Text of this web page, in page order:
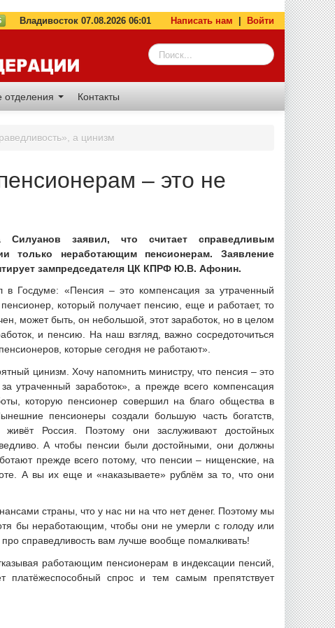
Владивосток 07.08.2026 06:01 Написать нам Войти
отделения Контакты
а цинизм
– это не
Силуанов заявил, что считает справедливым
только неработающим пенсионерам. Заявление
зампредседателя ЦК КПРФ Ю.В. Афонин.
в Госдуме: «Пенсия – это компенсация за утраченный
который получает пенсию, еще и работает, то
может быть, он небольшой, этот заработок, но в целом
и пенсию. На наш взгляд, важно сосредоточиться
которые сегодня не работают».
цинизм. Хочу напомнить министру, что пенсия – это
утраченный заработок», а прежде всего компенсация
которую пенсионер совершил на благо общества в
пенсионеры создали большую часть богатств,
живёт Россия. Поэтому они заслуживают достойных
А чтобы пенсии были достойными, они должны
прежде всего потому, что пенсии – нищенские, на
А вы их еще и «наказываете» рублём за то, что они
страны, что у нас ни на что нет денег. Поэтому мы
бы неработающим, чтобы они не умерли с голоду или
про справедливость вам лучше вообще помалкивать!
работающим пенсионерам в индексации пенсий,
платёжеспособный спрос и тем самым препятствует